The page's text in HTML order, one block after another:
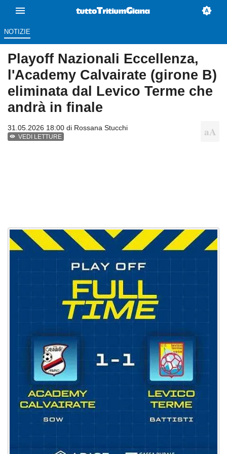
NOTIZIE
Playoff Nazionali Eccellenza,
l'Academy Calvairate (girone B)
eliminata dal Levico Terme che
andrà in finale
31.05.2026 18:00 di Rossana Stucchi
VEDI LETTURE